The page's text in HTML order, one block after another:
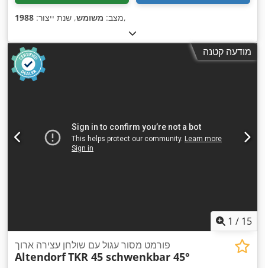
מצב: משומש, שנת ייצור: 1988 ,
מודעה קטנה
1 / 15
פורמט מסור עגול עם שולחן עצירה ארוך
AltendorfTKR 45 schwenkbar 45°